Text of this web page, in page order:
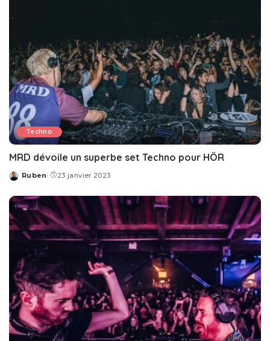
Techno
MRD dévoile un superbe set Techno pour HÖR
Posted
Ruben 23 janvier 2023